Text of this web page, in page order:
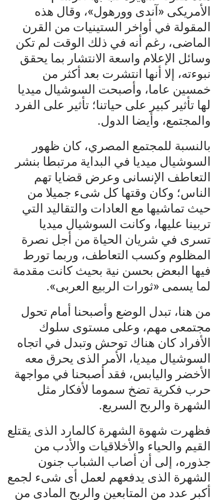
الأمريكى «آندى وورهول»، وقال هذه
المقولة في أواخر الستينيات من القرن
الماضى، رغم أنه في ذلك الوقت لم تكن
وسائل الإعلام واسعة الانتشار بما يحقق
نبوءته، إلا أنها انتشرت بعد أكثر من
خمسين عاما، وأصبحت السوشيال ميديا
لها تأثير كبير على حياتنا؛ تأثير على الفرد
والمجتمع، وأيضا الدول.
بالنسبة للمجتمع المصري، كان ظهور
السوشيال ميديا في البداية مرتبطا بنشر
التعاطف الإنسانى وعرض قضايا تهم
الناس؛ وكان وقتها كل شىء جميلا من
حيث تماشيها مع العادات والتقاليد التي
تربينا عليها، وكانت السوشيال ميديا
تسرى في شريان الحياة من أجل نصرة
المظلوم وكسب التعاطف، وربما تورط
فيها البعض بحسن نية بحيث كانت مقدمة
لما يسمى «ثورات الربيع العربى».
من هنا، تبدل الوضع وأصبحنا أمام تحول
مجتمعى مهم، وعلى مستوى سلوك
الأفراد كان هناك توحش وتبدل في اتجاه
السوشيال ميديا، الأمر الذى يحرق معه
الأخضر واليابس، فقد أصبحنا في مواجهة
حرب فكرية تضخ سموما لأفكار مثل
الشهرة والربح السريع.
فظهرت شهوة الشهرة كالمارد الذى يقتلع
القيم والحياء والأخلاقيات والأدب من
جذوره، إلى أن أصاب الشباب جنون
الشهرة الذى يدفعهم لعمل أى شىء لجمع
أكبر عدد من المتابعين والربح المادى من